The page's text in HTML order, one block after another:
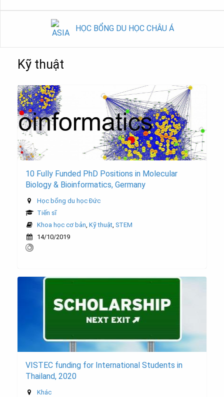
HỌC BỔNG DU HỌC CHÂU Á
Kỹ thuật
10 Fully Funded PhD Positions in Molecular
Biology & Bioinformatics, Germany
Học bổng du học Đức
Tiến sĩ
Khoa học cơ bản Kỹ thuật STEM
14/10/2019
VISTEC funding for International Students in
Thailand, 2020
Khác